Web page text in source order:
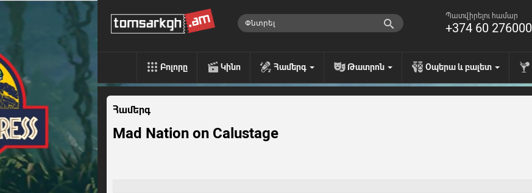
Պատվիրելու համար
+374 60 276000
Բոլորը Կինո Համերգ Թատրոն Օպերա և բալետ
Համերգ
Mad Nation on Calustage